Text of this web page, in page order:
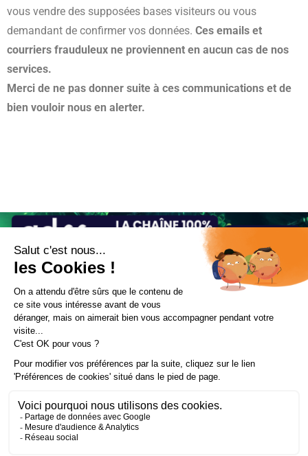
vous vendre des supposées bases visiteurs ou vous
demandant de confirmer vos données. Ces emails et
courriers frauduleux ne proviennent en aucun cas de nos
services.
Merci de ne pas donner suite à ces communications et de
bien vouloir nous en alerter.
Mentions légales et données personnelles